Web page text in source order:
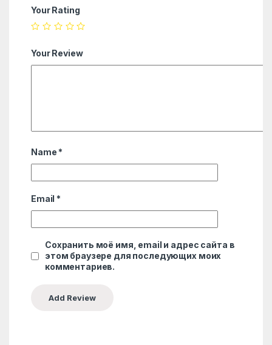
Your Rating
Your Review
Name *
Email *
Сохранить моё имя, email и адрес сайта в
этом браузере для последующих моих
комментариев.